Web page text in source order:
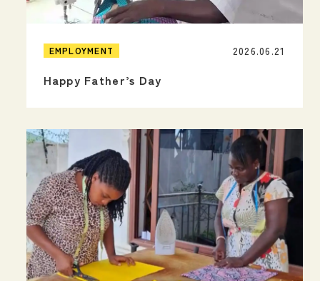
EMPLOYMENT
Happy Father’s Day
2026.06.21